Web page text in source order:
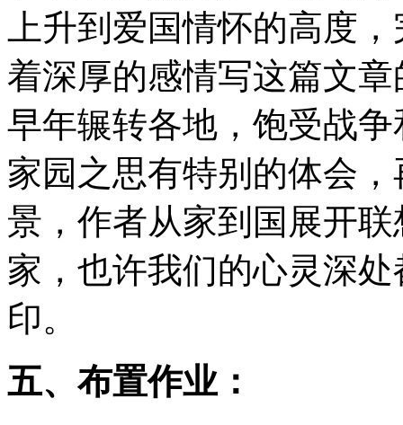
上升到爱国情怀的高度
着深厚的感情写这篇文
早年辗转各地，饱受战
家园之思有特别的体会
景，作者从家到国展开
家，也许我们的心灵深
印。
五、布置作业：